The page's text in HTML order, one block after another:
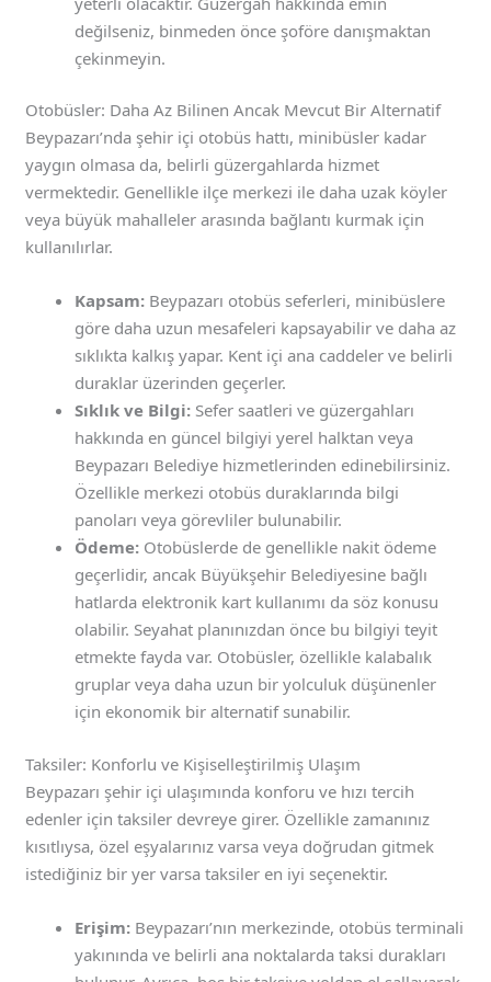
değilseniz, binmeden önce şoföre danışmaktan
çekinmeyin.
Otobüsler: Daha Az Bilinen Ancak Mevcut Bir Alternatif
Beypazarı’nda şehir içi otobüs hattı, minibüsler kadar
yaygın olmasa da, belirli güzergahlarda hizmet
vermektedir. Genellikle ilçe merkezi ile daha uzak köyler
veya büyük mahalleler arasında bağlantı kurmak için
kullanılırlar.
Kapsam: Beypazarı otobüs seferleri, minibüslere
göre daha uzun mesafeleri kapsayabilir ve daha az
sıklıkta kalkış yapar. Kent içi ana caddeler ve belirli
duraklar üzerinden geçerler.
Sıklık ve Bilgi: Sefer saatleri ve güzergahları
hakkında en güncel bilgiyi yerel halktan veya
Beypazarı Belediye hizmetlerinden edinebilirsiniz.
Özellikle merkezi otobüs duraklarında bilgi
panoları veya görevliler bulunabilir.
Ödeme: Otobüslerde de genellikle nakit ödeme
geçerlidir, ancak Büyükşehir Belediyesine bağlı
hatlarda elektronik kart kullanımı da söz konusu
olabilir. Seyahat planınızdan önce bu bilgiyi teyit
etmekte fayda var. Otobüsler, özellikle kalabalık
gruplar veya daha uzun bir yolculuk düşünenler
için ekonomik bir alternatif sunabilir.
Taksiler: Konforlu ve Kişiselleştirilmiş Ulaşım
Beypazarı şehir içi ulaşımında konforu ve hızı tercih
edenler için taksiler devreye girer. Özellikle zamanınız
kısıtlıysa, özel eşyalarınız varsa veya doğrudan gitmek
istediğiniz bir yer varsa taksiler en iyi seçenektir.
Erişim: Beypazarı’nın merkezinde, otobüs terminali
yakınında ve belirli ana noktalarda taksi durakları